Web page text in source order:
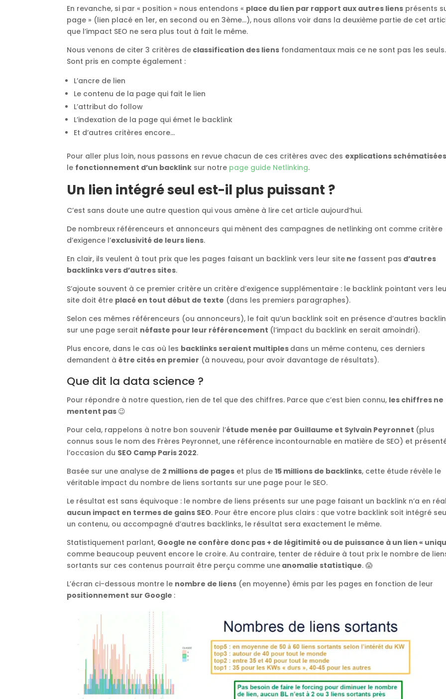
En revanche, si par « position » nous entendons « place du lien par rapport aux autres liens présents
page » (lien placé en 1er, en second ou en 3ème…), nous allons voir dans la deuxième partie de cet
que l’impact SEO ne sera plus tout à fait le même.
Nous venons de citer 3 critères de classification des liens fondamentaux mais ce ne sont pas les seuls.
Sont pris en compte également :
L’ancre de lien
Le contenu de la page qui fait le lien
L’attribut do follow
L’indexation de la page qui émet le backlink
Et d’autres critères encore…
Pour aller plus loin, nous passons en revue chacun de ces critères avec des explications schématisées
le fonctionnement d’un backlink sur notre page guide Netlinking.
Un lien intégré seul est-il plus puissant ?
C’est sans doute une autre question qui vous amène à lire cet article aujourd’hui.
De nombreux référenceurs et annonceurs qui mènent des campagnes de netlinking ont comme critère
d’exigence l’exclusivité de leurs liens.
En clair, ils veulent à tout prix que les pages faisant un backlink vers leur site ne fassent pas d’autres
backlinks vers d’autres sites.
S’ajoute souvent à ce premier critère un critère d’exigence supplémentaire : le backlink pointant vers
site doit être placé en tout début de texte (dans les premiers paragraphes).
Selon ces mêmes référenceurs (ou annonceurs), le fait qu’un backlink soit en présence d’autres
sur une page serait néfaste pour leur référencement (l’impact du backlink en serait amoindri).
Plus encore, dans le cas où les backlinks seraient multiples dans un même contenu, ces derniers
demandent àêtre cités en premier (à nouveau, pour avoir davantage de résultats).
Que dit la data science ?
Pour répondre à notre question, rien de tel que des chiffres. Parce que c’est bien connu, les chiffres ne
mentent pas 😉
Pour cela, rappelons à notre bon souvenir l’étude menée par Guillaume et Sylvain Peyronnet (plus
connus sous le nom des Frères Peyronnet, une référence incontournable en matière de SEO) et
l’occasion du SEO Camp Paris 2022.
Basée sur une analyse de 2 millions de pages et plus de15 millions de backlinks, cette étude révèle le
véritable impact du nombre de liens sortants sur une page pour le SEO.
Le résultat est sans équivoque : le nombre de liens présents sur une page faisant un backlink n’a en
aucun impact en termes de gains SEO. Pour être encore plus clairs : que votre backlink soit intégré
un contenu, ou accompagné d’autres backlinks, le résultat sera exactement le même.
Statistiquement parlant, Google ne confère donc pas + de légitimité ou de puissance à un lien «
comme beaucoup peuvent encore le croire. Au contraire, tenter de réduire à tout prix le nombre de
sortants sur ces contenus pourrait être perçu comme une anomalie statistique. 😱
L’écran ci-dessous montre le nombre de liens (en moyenne) émis par les pages en fonction de leur
positionnement sur Google :